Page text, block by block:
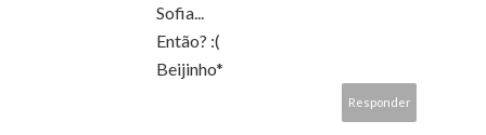
Sofia...
Então? :(
Beijinho*
Responder